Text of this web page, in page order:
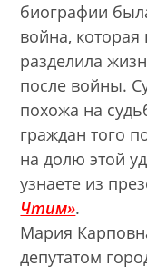
биографии
война,
разделила
после войны.
похожа на
граждан того
на долю этой
узнаете из
Чтим».
Мария
депутатом